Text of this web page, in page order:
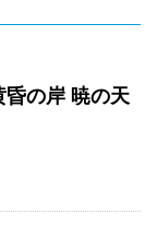
昏の岸 暁の天